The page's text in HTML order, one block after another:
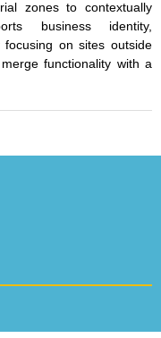
zones to contextually
business identity,
focusing on sites outside
functionality with a